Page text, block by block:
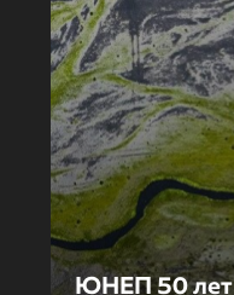
ЮНЕП 50 лет